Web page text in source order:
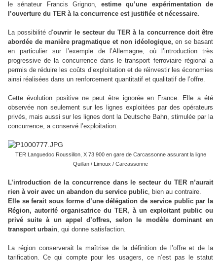
le sénateur Francis Grignon,estime qu’une expérimentation de
l’ouverture du TER à la concurrence est justifiée et nécessaire.
La possibilité d’ouvrir le secteur du TER à la concurrence doit être
abordée de manière pragmatique et non idéologique, en se basant
en particulier sur l’exemple de l’Allemagne, où l’introduction très
progressive de la concurrence dans le transport ferroviaire régional a
permis de réduire les coûts d’exploitation et de réinvestir les économies
ainsi réalisées dans un renforcement quantitatif et qualitatif de l’offre.
Cette évolution positive ne peut être ignorée en France. Elle a été
observée non seulement sur les lignes exploitées par des opérateurs
privés, mais aussi sur les lignes dont la Deutsche Bahn, stimulée par la
concurrence, a conservé l’exploitation.
TER Languedoc Roussillon, X 73 900 en gare de Carcassonne assurant la ligne
Quillan / Limoux / Carcassonne
L’introduction de la concurrence dans le secteur du TER n’aurait
rien à voir avec un abandon du service public, bien au contraire.
Elle se ferait sous forme d’une délégation de service public par la
Région, autorité organisatrice du TER, à un exploitant public ou
privé suite à un appel d’offres, selon le modèle dominant en
transport urbain, qui donne satisfaction.
La région conserverait la maîtrise de la définition de l’offre et de la
tarification. Ce qui compte pour les usagers, ce n’est pas le statut